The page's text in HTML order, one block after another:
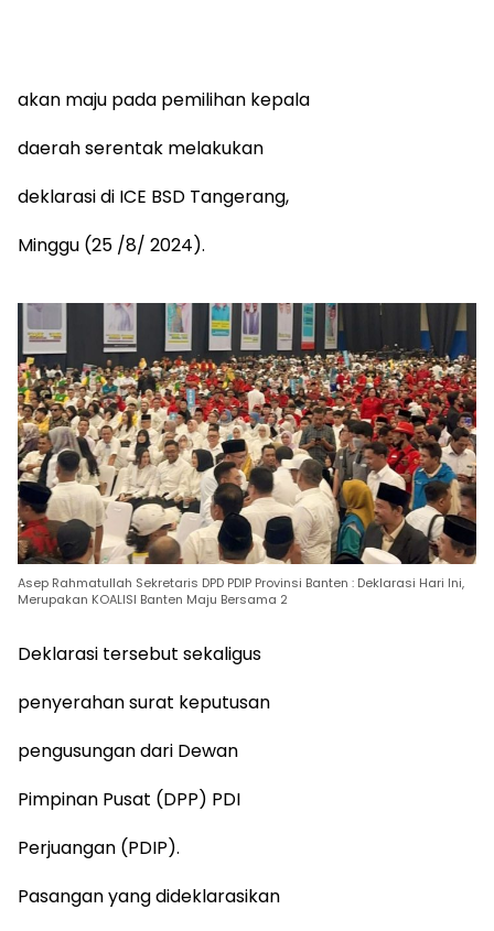
akan maju pada pemilihan kepala
daerah serentak melakukan
deklarasi di ICE BSD Tangerang,
Minggu (25 /8/ 2024).
Asep Rahmatullah Sekretaris DPD PDIP Provinsi Banten : Deklarasi Hari Ini,
Merupakan KOALISI Banten Maju Bersama 2
Deklarasi tersebut sekaligus
penyerahan surat keputusan
pengusungan dari Dewan
Pimpinan Pusat (DPP) PDI
Perjuangan (PDIP).
Pasangan yang dideklarasikan